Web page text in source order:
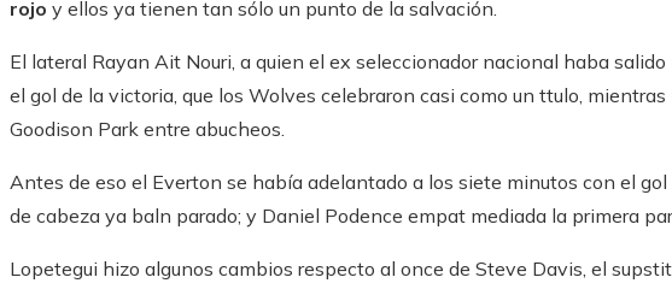
rojo y ellos ya tienen tan sólo un punto de la salvación.
El lateral Rayan Ait Nouri, a quien el ex seleccionador nacional haba
el gol de la victoria, que los Wolves celebraron casi como un ttulo, mientras
Goodison Park entre abucheos.
Antes de eso el Everton se había adelantado a los siete minutos con el
de cabeza ya baln parado; y Daniel Podence empat mediada la primera
Lopetegui hizo algunos cambios respecto al once de Steve Davis, el